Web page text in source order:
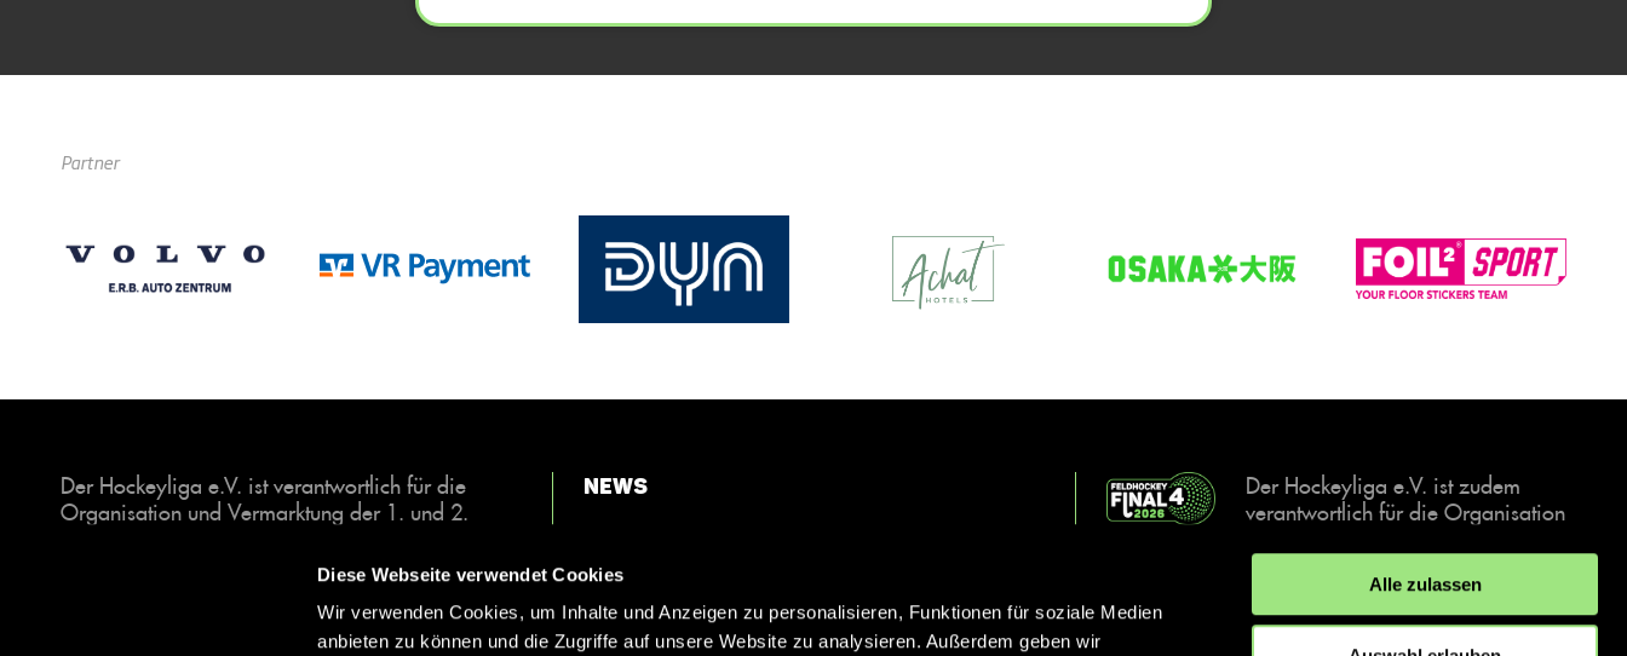
Diese Webseite verwendet Cookies
Wir verwenden Cookies, um Inhalte und Anzeigen zu personalisieren, Funktionen für soziale Medien
anbieten zu können und die Zugriffe auf unsere Website zu analysieren. Außerdem geben wir
Alle zulassen
Partner
Der Hockeyliga e.V. ist verantwortlich für die
Organisation und Vermarktung der 1. und 2.
Halle. Insgesamt sind über 60 Vereine unter dem
Dach der Hockeyliga organisiert, sowohl im
Herren als auch im Damen Bereich.
News
Kontakt
Der Hockeyliga e.V. ist zudem
verantwortlich für die Organisation
Events, der deutschen Hockey-
Meisterschaften.